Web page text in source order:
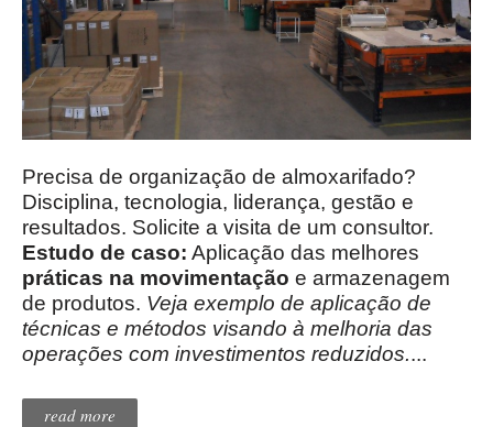
Precisa de organização de almoxarifado?
Disciplina, tecnologia, liderança, gestão e
resultados. Solicite a visita de um consultor.
Estudo de caso: Aplicação das melhores
práticas na movimentação e armazenagem
de produtos. Veja exemplo de aplicação de
técnicas e métodos visando à melhoria das
operações com investimentos reduzidos....
read more